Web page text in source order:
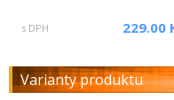
s DPH 229.00
Varianty produktu